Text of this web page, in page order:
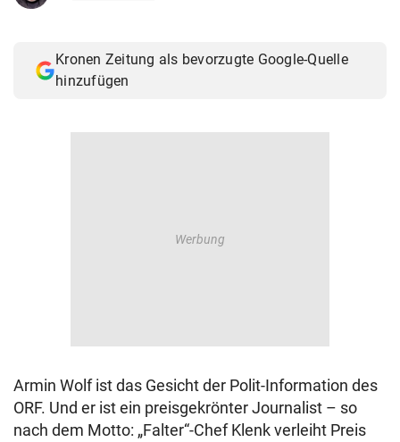
Kronen Zeitung als bevorzugte Google-Quelle
hinzufügen
Armin Wolf ist das Gesicht der Polit-Information des
ORF. Und er ist ein preisgekrönter Journalist – so
nach dem Motto: „Falter“-Chef Klenk verleiht Preis